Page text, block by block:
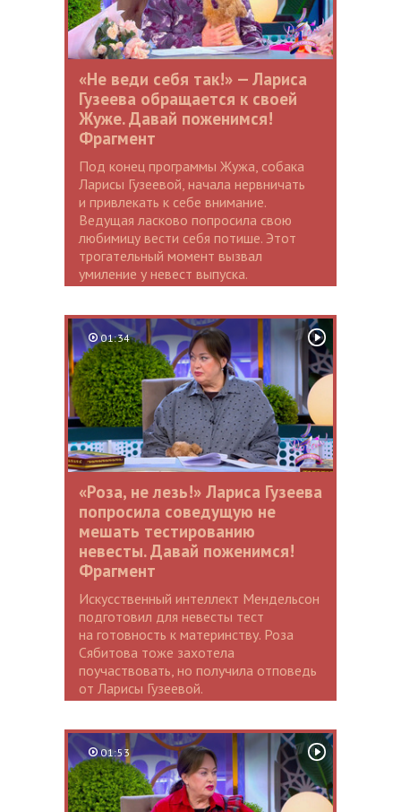
«Не веди себя так!» — Лариса
Гузеева обращается к своей
Жуже. Давай поженимся!
Фрагмент
Под конец программы Жужа, собака
Ларисы Гузеевой, начала нервничать
и привлекать к себе внимание.
Ведущая ласково попросила свою
любимицу вести себя потише. Этот
трогательный момент вызвал
умиление у невест выпуска.
01:34
«Роза, не лезь!» Лариса Гузеева
попросила соведущую не
мешать тестированию
невесты. Давай поженимся!
Фрагмент
Искусственный интеллект Мендельсон
подготовил для невесты тест
на готовность к материнству. Роза
Сябитова тоже захотела
поучаствовать, но получила отповедь
от Ларисы Гузеевой.
01:53